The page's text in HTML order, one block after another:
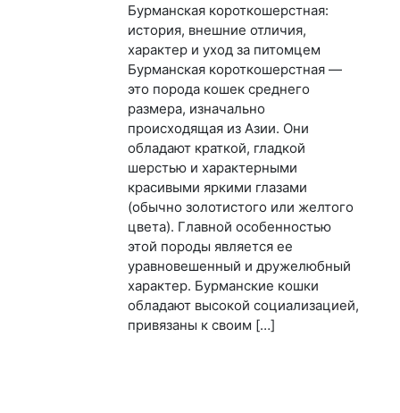
Бурманская короткошерстная:
история, внешние отличия,
характер и уход за питомцем
Бурманская короткошерстная —
это порода кошек среднего
размера, изначально
происходящая из Азии. Они
обладают краткой, гладкой
шерстью и характерными
красивыми яркими глазами
(обычно золотистого или желтого
цвета). Главной особенностью
этой породы является ее
уравновешенный и дружелюбный
характер. Бурманские кошки
обладают высокой социализацией,
привязаны к своим […]